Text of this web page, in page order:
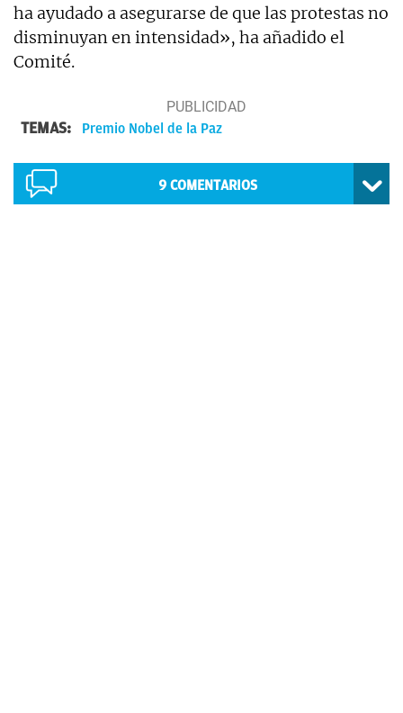
ha ayudado a asegurarse de que las protestas no
disminuyan en intensidad», ha añadido el
Comité.
TEMAS: Premio Nobel de la Paz
9 COMENTARIOS